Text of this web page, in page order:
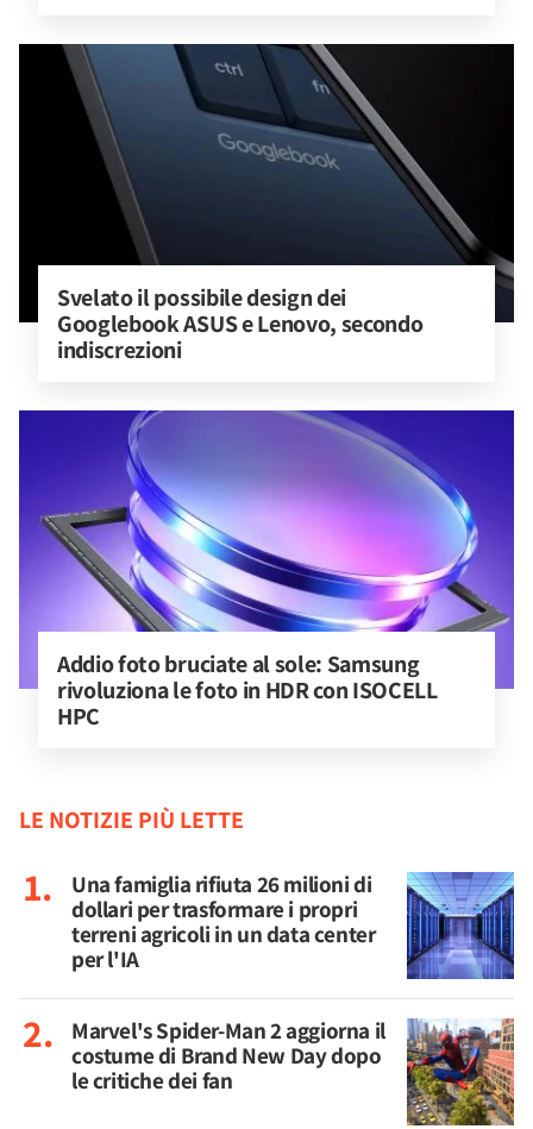
Svelato il possibile design dei
Googlebook ASUS e Lenovo, secondo
indiscrezioni
Addio foto bruciate al sole: Samsung
rivoluziona le foto in HDR con ISOCELL
HPC
LE NOTIZIE PIÙ LETTE
Una famiglia rifiuta 26 milioni di
dollari per trasformare i propri
terreni agricoli in un data center
per l'IA
Marvel's Spider-Man 2 aggiorna il
costume di Brand New Day dopo
le critiche dei fan